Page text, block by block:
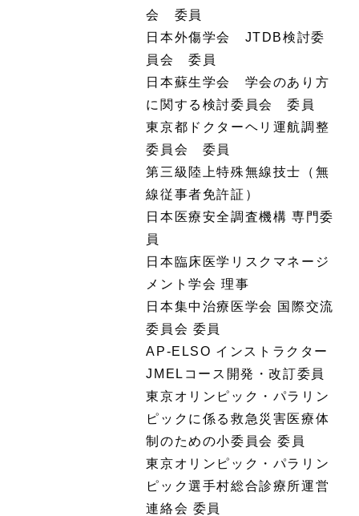
会 委員
日本外傷学会 JTDB検討委
員会 委員
日本蘇生学会 学会のあり方
に関する検討委員会 委員
東京都ドクターヘリ運航調整
委員会 委員
第三級陸上特殊無線技士（無
線従事者免許証）
日本医療安全調査機構 専門委
員
日本臨床医学リスクマネージ
メント学会 理事
日本集中治療医学会 国際交流
委員会 委員
AP-ELSO インストラクター
JMELコース開発・改訂委員
東京オリンピック・パラリン
ピックに係る救急災害医療体
制のための小委員会 委員
東京オリンピック・パラリン
ピック選手村総合診療所運営
連絡会 委員